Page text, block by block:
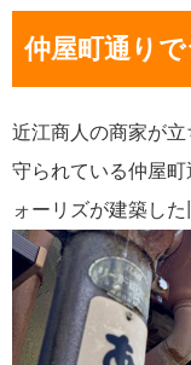
仲屋町通り
近江商人の商家が
守られている仲屋
ォーリズが建築し